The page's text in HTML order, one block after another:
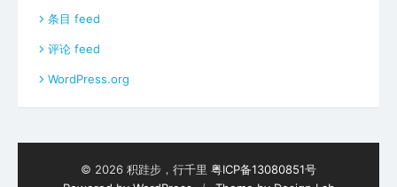
条目 feed
评论 feed
WordPress.org
© 2026 积跬步，行千里 粤ICP备13080851号